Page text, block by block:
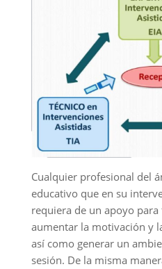
Cualquier profesional del
educativo que en su
requiera de un apoyo
aumentar la motivación y
así como generar un
sesión. De la misma